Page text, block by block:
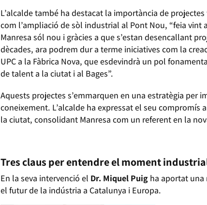
L’alcalde també ha destacat la importància de
com l’ampliació de sòl industrial al Pont Nou, “feia vint
Manresa sól nou i gràcies a que s’estan desencallant
dècades, ara podrem dur a terme iniciatives com la
UPC a la Fàbrica Nova, que esdevindrà un pol
de talent a la ciutat i al Bages”.
Aquests projectes s’emmarquen en una estratègia per
coneixement. L’alcalde ha expressat el seu
la ciutat, consolidant Manresa com un referent en la
Tres claus per entendre el moment
En la seva intervenció el Dr. Miquel Puig ha aportat una
el futur de la indústria a Catalunya i Europa.